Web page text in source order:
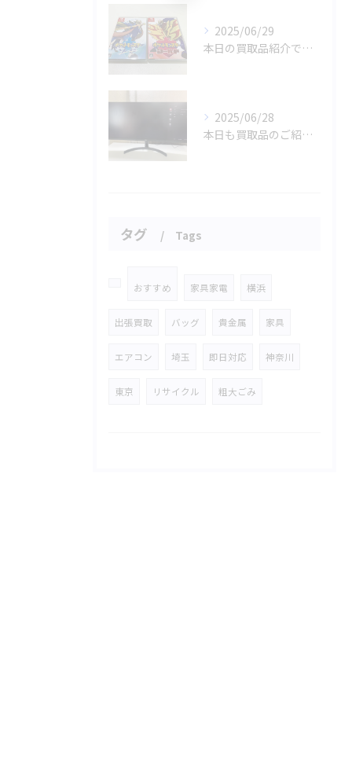
2025/06/29
本日の買取品紹介です！🎉🎮
2025/06/28
本日も買取品のご紹介です！✨
タグ Tags
おすすめ 家具家電 横浜
出張買取 バッグ 貴金属 家具
エアコン 埼玉 即日対応 神奈川
東京 リサイクル 粗大ごみ